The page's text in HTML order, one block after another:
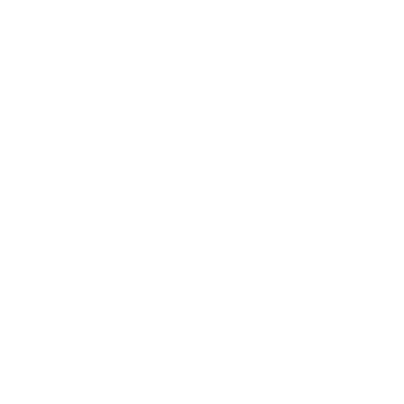
que essa dívida restante — que somavam pouco
Ele carregava nas mãos uma pasta, e